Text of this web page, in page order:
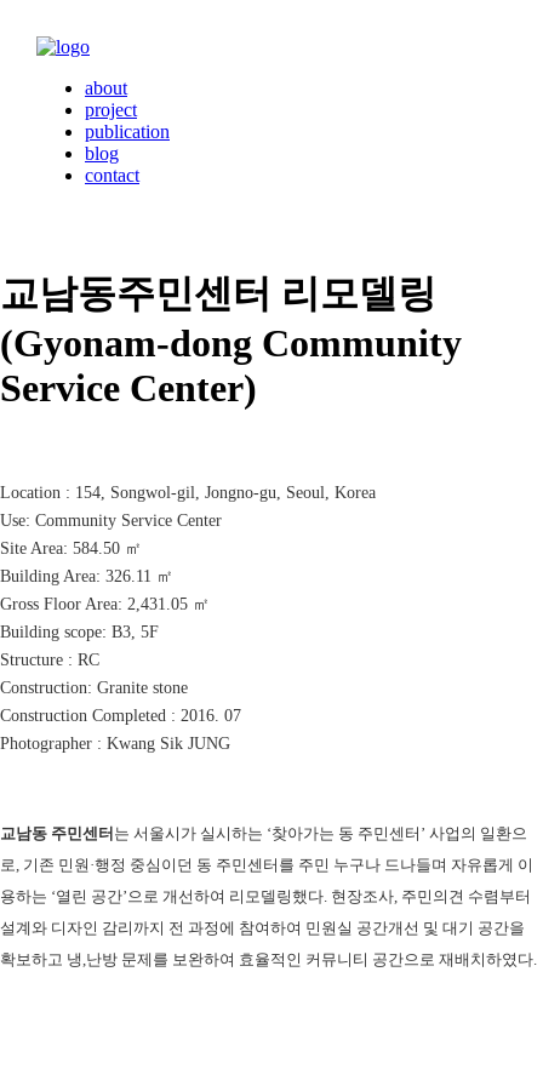
about
project
publication
blog
contact
교남동주민센터 리모델링
(Gyonam-dong Community
Service Center)
Location : 154, Songwol-gil, Jongno-gu, Seoul, Korea
Use: Community Service Center
Site Area: 584.50 ㎡
Building Area: 326.11 ㎡
Gross Floor Area: 2,431.05 ㎡
Building scope: B3, 5F
Structure : RC
Construction: Granite stone
Construction Completed : 2016. 07
Photographer : Kwang Sik JUNG
교남동 주민센터 는 서울시가 실시하는 ‘찾아가는 동 주민센터’ 사업의 일환으
로, 기존 민원·행정 중심이던 동 주민센터를 주민 누구나 드나들며 자유롭게 이
용하는 ‘열린 공간’으로 개선하여 리모델링했다. 현장조사, 주민의견 수렴부터
설계와 디자인 감리까지 전 과정에 참여하여 민원실 공간개선 및 대기 공간을
확보하고 냉,난방 문제를 보완하여 효율적인 커뮤니티 공간으로 재배치하였다.